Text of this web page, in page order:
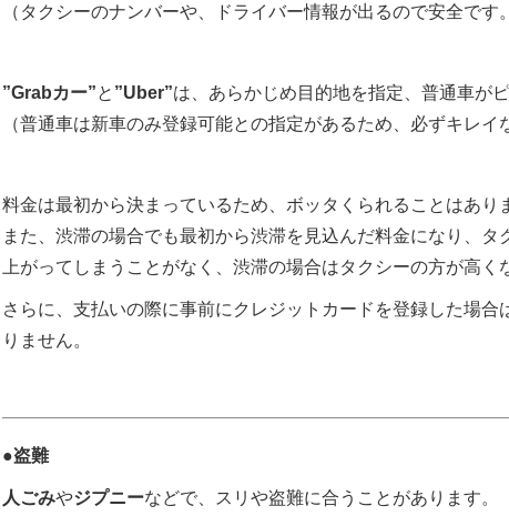
（タクシーのナンバーや、ドライバー情報が出るので安全です
”Grabカー”と ”Uber”は、あらかじめ目的地を指定、普通車が
（普通車は新車のみ登録可能との指定があるため、必ずキレイ
料金は最初から決まっているため、ボッタくられることはあり
また、渋滞の場合でも最初から渋滞を見込んだ料金になり、
上がってしまうことがなく、渋滞の場合はタクシーの方が高く
さらに、支払いの際に事前にクレジットカードを登録した場合
りません。
●盗難
人ごみやジプニーなどで、スリや盗難に合うことがあります。